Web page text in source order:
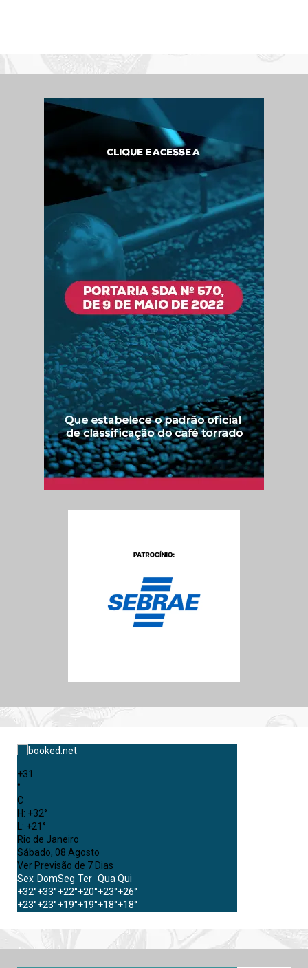
+31
°
C
H: +32°
L: +21°
Rio de Janeiro
Sábado, 08 Agosto
Ver Previsão de 7 Dias
Sex DomSeg Ter Qua Qui
+32°+33°+22°+20°+23°+26°
+23°+23°+19°+19°+18°+18°